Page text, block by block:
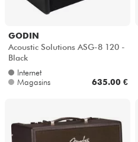
GODIN
Acoustic Solutions ASG-8 120 -
Black
Internet
Magasins
635.00 €